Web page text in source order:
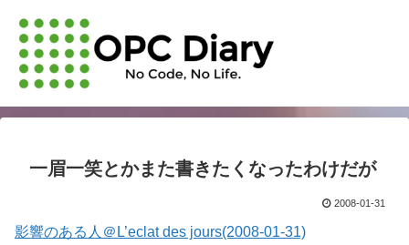
一眉一笑とかまた書きたくなったわけだが
2008-01-31
影響のある人＠L’eclat des jours(2008-01-31)